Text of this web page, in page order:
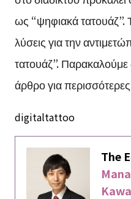
ως “ψηφιακά τατουάζ”.
λύσεις για την
τατουάζ”.
άρθρο για
digitaltattoo
The